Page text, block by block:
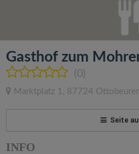
Gasthof zum
(0)
Marktplatz 1 , 87724
Seite
INFO
l
e